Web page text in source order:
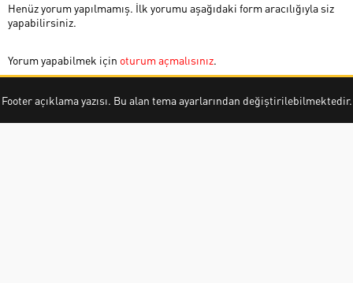
Henüz yorum yapılmamış. İlk yorumu aşağıdaki form aracılığıyla siz
yapabilirsiniz.
Yorum yapabilmek için oturum açmalısınız.
Footer açıklama yazısı. Bu alan tema ayarlarından değiştirilebilmektedir.